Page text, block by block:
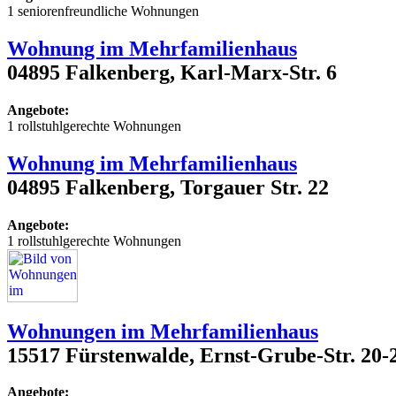
1 seniorenfreundliche Wohnungen
Wohnung im Mehrfamilienhaus
04895 Falkenberg, Karl-Marx-Str. 6
Angebote:
1 rollstuhlgerechte Wohnungen
Wohnung im Mehrfamilienhaus
04895 Falkenberg, Torgauer Str. 22
Angebote:
1 rollstuhlgerechte Wohnungen
Wohnungen im Mehrfamilienhaus
15517 Fürstenwalde, Ernst-Grube-Str. 20-
Angebote: